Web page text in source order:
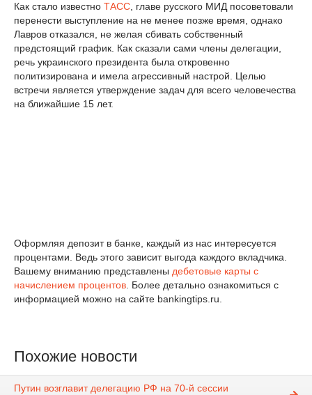
Как стало известно ТАСС , главе русского МИД посоветовали
перенести выступление на не менее позже время, однако
Лавров отказался, не желая сбивать собственный
предстоящий график. Как сказали сами члены делегации,
речь украинского президента была откровенно
политизирована и имела агрессивный настрой. Целью
встречи является утверждение задач для всего человечества
на ближайшие 15 лет.
Оформляя депозит в банке, каждый из нас интересуется
процентами. Ведь этого зависит выгода каждого вкладчика.
Вашему вниманию представлены дебетовые карты с
начислением процентов . Более детально ознакомиться с
информацией можно на сайте bankingtips.ru.
Похожие новости
Путин возглавит делегацию РФ на 70-й сессии